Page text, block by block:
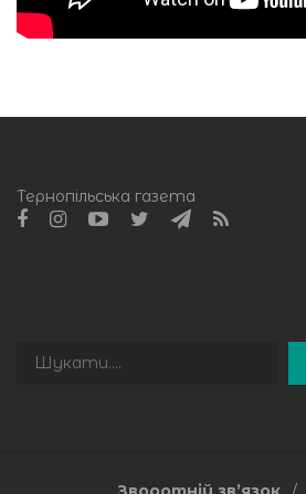
Тернопільська газета
Пошук